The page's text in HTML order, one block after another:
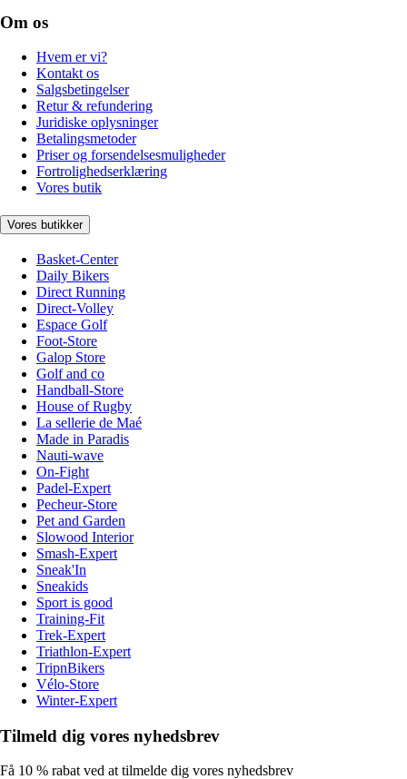
Om os
Hvem er vi?
Kontakt os
Salgsbetingelser
Retur & refundering
Juridiske oplysninger
Betalingsmetoder
Priser og forsendelsesmuligheder
Fortrolighedserklæring
Vores butik
Vores butikker
Basket-Center
Daily Bikers
Direct Running
Direct-Volley
Espace Golf
Foot-Store
Galop Store
Golf and co
Handball-Store
House of Rugby
La sellerie de Maé
Made in Paradis
Nauti-wave
On-Fight
Padel-Expert
Pecheur-Store
Pet and Garden
Slowood Interior
Smash-Expert
Sneak'In
Sneakids
Sport is good
Training-Fit
Trek-Expert
Triathlon-Expert
TripnBikers
Vélo-Store
Winter-Expert
Tilmeld dig vores nyhedsbrev
Få 10 % rabat ved at tilmelde dig vores nyhedsbrev